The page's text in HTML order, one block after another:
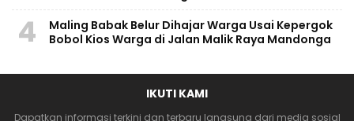
4
Maling Babak Belur Dihajar Warga Usai Kepergok
Bobol Kios Warga di Jalan Malik Raya Mandonga
IKUTI KAMI
Dapatkan informasi terkini dan terbaru langsung dari media sosial